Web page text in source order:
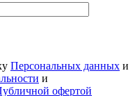
Персональных данных и
и
офертой